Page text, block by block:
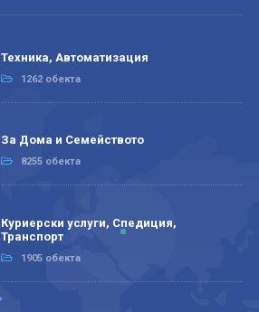
Техника, Автоматизация
1262 обекта
За Дома и Семейството
8255 обекта
Куриерски услуги, Спедиция,
Транспорт
1905 обекта